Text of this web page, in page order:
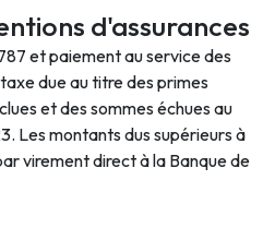
d'assurances
et paiement au service des
due au titre des primes
et des sommes échues au
Les montants dus supérieurs à
virement direct à la Banque de